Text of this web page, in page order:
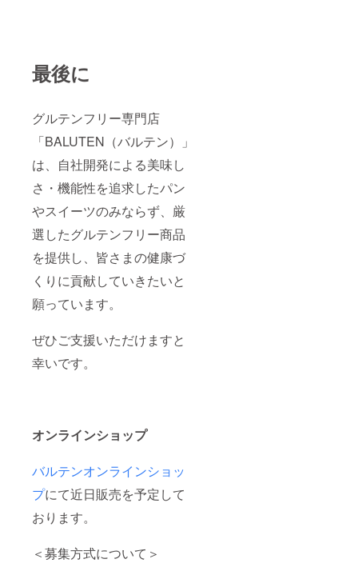
最後に
グルテンフリー専門店
「BALUTEN（バルテン）」
は、自社開発による美味し
さ・機能性を追求したパン
やスイーツのみならず、厳
選したグルテンフリー商品
を提供し、皆さまの健康づ
くりに貢献していきたいと
願っています。
ぜひご支援いただけますと
幸いです。
オンラインショップ
バルテンオンラインショッ
プにて近日販売を予定して
おります。
＜募集方式について＞